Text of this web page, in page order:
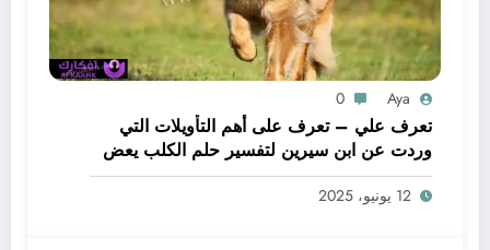
Aya
0
تعرف علي – تعرف على أهم التأويلات التي
وردت عن ابن سيرين لتفسير حلم الكلب يعض
يدي – بالتفصيل
12 يونيو، 2025